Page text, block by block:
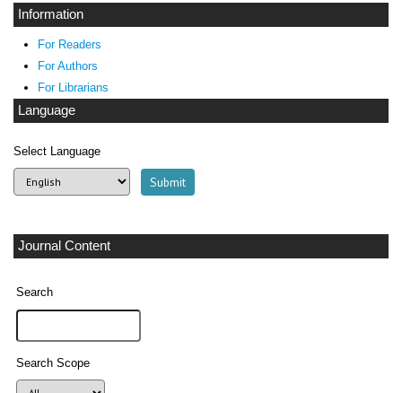
Information
For Readers
For Authors
For Librarians
Language
Select Language
Journal Content
Search
Search Scope